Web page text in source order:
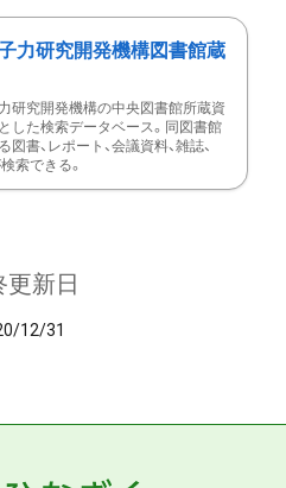
力研究開発機構図書館蔵
研究開発機構の中央図書館所蔵資
した検索データベース。同図書館
図書、レポート、会議資料、雑誌、
索できる。
更新日
12/31